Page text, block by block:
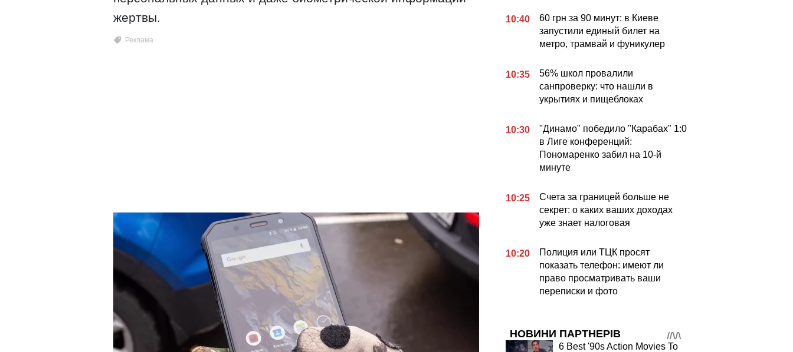
жертвы.
10:40
60 грн за 90 минут: в Киеве
запустили единый билет на
метро, трамвай и фуникулер
10:35
56% школ провалили
санпроверку: что нашли в
укрытиях и пищеблоках
10:30
"Динамо" победило "Карабах" 1:0
в Лиге конференций:
Пономаренко забил на 10-й
минуте
10:25
Счета за границей больше не
секрет: о каких ваших доходах
уже знает налоговая
10:20
Полиция или ТЦК просят
показать телефон: имеют ли
право просматривать ваши
переписки и фото
НОВИНИ ПАРТНЕРІВ
6 Best '90s Action Movies To